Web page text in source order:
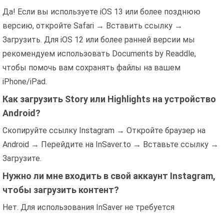
Да! Если вы используете iOS 13 или более позднюю
версию, откройте Safari → Вставить ссылку →
Загрузить. Для iOS 12 или более ранней версии мы
рекомендуем использовать Documents by Readdle,
чтобы помочь вам сохранять файлы на вашем
iPhone/iPad.
Как загрузить Story или Highlights на устройство
Android?
Скопируйте ссылку Instagram → Откройте браузер на
Android → Перейдите на InSaver.to → Вставьте ссылку →
Загрузите.
Нужно ли мне входить в свой аккаунт Instagram,
чтобы загрузить контент?
Нет. Для использования InSaver не требуется